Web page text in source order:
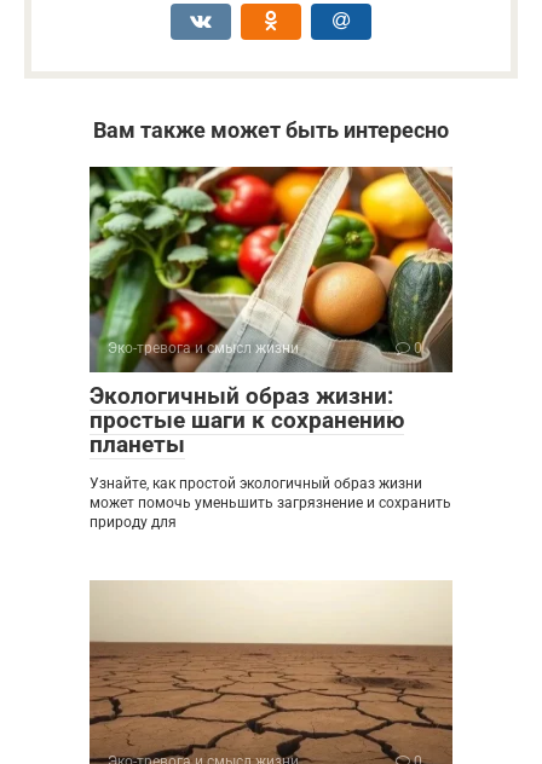
Вам также может быть интересно
Эко-тревога и смысл жизни 0
Экологичный образ жизни:
простые шаги к сохранению
планеты
Узнайте, как простой экологичный образ жизни
может помочь уменьшить загрязнение и сохранить
природу для